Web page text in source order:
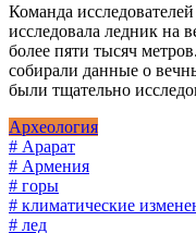
Команда
исследовала ледник на
более пяти тысяч
собирали данные о
были тщательно
Археология
# Арарат
# Армения
# горы
# климатические
# лед